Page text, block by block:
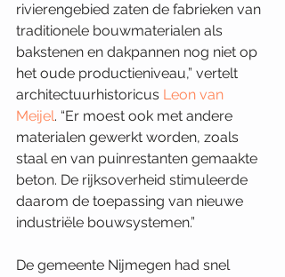
rivierengebied zaten de fabrieken van
traditionele bouwmaterialen als
bakstenen en dakpannen nog niet op
het oude productieniveau,” vertelt
architectuurhistoricus Leon van
Meijel. “Er moest ook met andere
materialen gewerkt worden, zoals
staal en van puinrestanten gemaakte
beton. De rijksoverheid stimuleerde
daarom de toepassing van nieuwe
industriële bouwsystemen.”
De gemeente Nijmegen had snel